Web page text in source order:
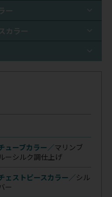
ー
カラー
ューブカラー／マリンブ
ー シルク調仕上げ
ェストピースカラー／シル
ー